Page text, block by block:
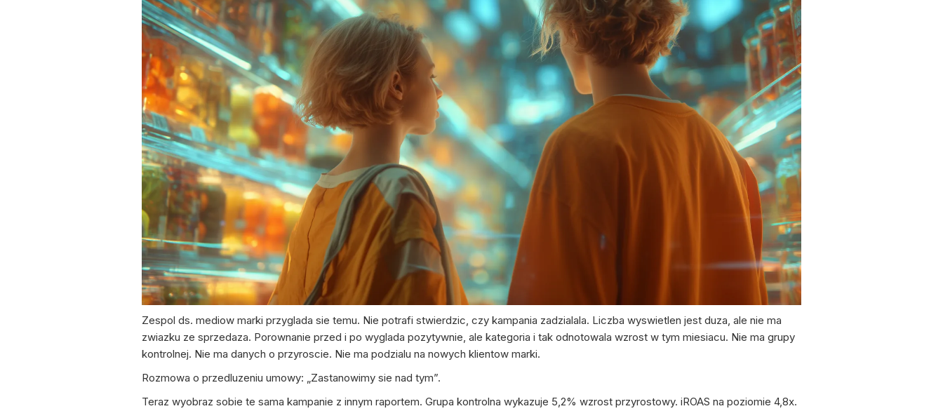
Zespol ds. mediow marki przyglada sie temu. Nie potrafi stwierdzic, czy kampania zadzialala. Liczba wyswietlen jest duza, ale nie ma
zwiazku ze sprzedaza. Porownanie przed i po wyglada pozytywnie, ale kategoria i tak odnotowala wzrost w tym miesiacu. Nie ma grupy
kontrolnej. Nie ma danych o przyroscie. Nie ma podzialu na nowych klientow marki.
Rozmowa o przedluzeniu umowy: „Zastanowimy sie nad tym”.
Teraz wyobraz sobie te sama kampanie z innym raportem. Grupa kontrolna wykazuje 5,2% wzrost przyrostowy. iROAS na poziomie 4,8x.